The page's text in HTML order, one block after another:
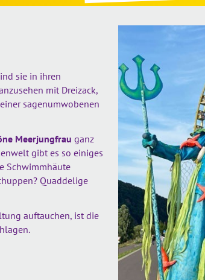
sie in ihren
mit Dreizack,
sagenumwobenen
Meerjungfrau ganz
gibt es so einiges
Schwimmhäute
Quaddelige
auftauchen, ist die